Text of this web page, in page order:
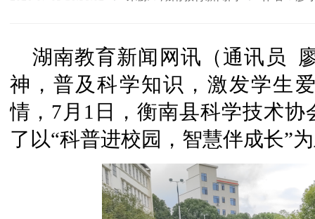
湖南教育新闻网讯（通讯员
神，普及科学知识，激发学生
情，7月1日，衡南县科学技术
了以“科普进校园，智慧伴成长”